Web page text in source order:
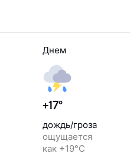
Днем
+17°
дождь/гроза
ощущается
как +19°C